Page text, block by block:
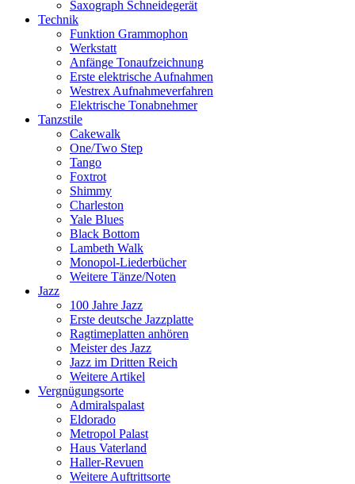
Saxograph Schneidegerät
Technik
Funktion Grammophon
Werkstatt
Anfänge Tonaufzeichnung
Erste elektrische Aufnahmen
Westrex Aufnahmeverfahren
Elektrische Tonabnehmer
Tanzstile
Cakewalk
One/Two Step
Tango
Foxtrot
Shimmy
Charleston
Yale Blues
Black Bottom
Lambeth Walk
Monopol-Liederbücher
Weitere Tänze/Noten
Jazz
100 Jahre Jazz
Erste deutsche Jazzplatte
Ragtimeplatten anhören
Meister des Jazz
Jazz im Dritten Reich
Weitere Artikel
Vergnügungsorte
Admiralspalast
Eldorado
Metropol Palast
Haus Vaterland
Haller-Revuen
Weitere Auftrittsorte